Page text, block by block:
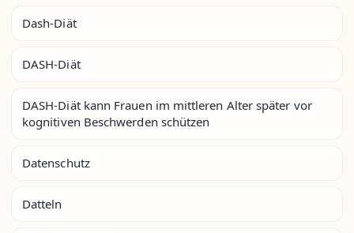
Dash-Diät
DASH-Diät
DASH-Diät kann Frauen im mittleren Alter später vor
kognitiven Beschwerden schützen
Datenschutz
Datteln